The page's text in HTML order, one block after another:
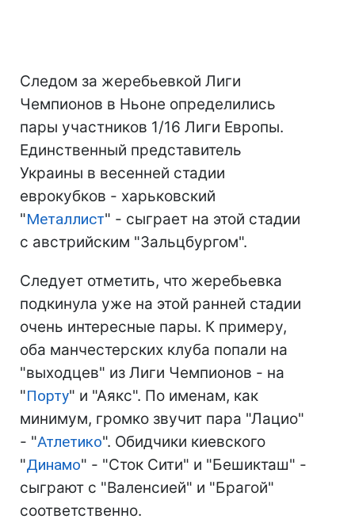
Следом за жеребьевкой Лиги
Чемпионов в Ньоне определились
пары участников 1/16 Лиги Европы.
Единственный представитель
Украины в весенней стадии
еврокубков - харьковский
"Металлист" - сыграет на этой стадии
с австрийским "Зальцбургом".
Следует отметить, что жеребьевка
подкинула уже на этой ранней стадии
очень интересные пары. К примеру,
оба манчестерских клуба попали на
"выходцев" из Лиги Чемпионов - на
"Порту" и "Аякс". По именам, как
минимум, громко звучит пара "Лацио"
- "Атлетико". Обидчики киевского
"Динамо" - "Сток Сити" и "Бешикташ" -
сыграют с "Валенсией" и "Брагой"
соответственно.